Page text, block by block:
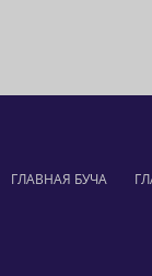
ГЛАВНАЯ БУЧА